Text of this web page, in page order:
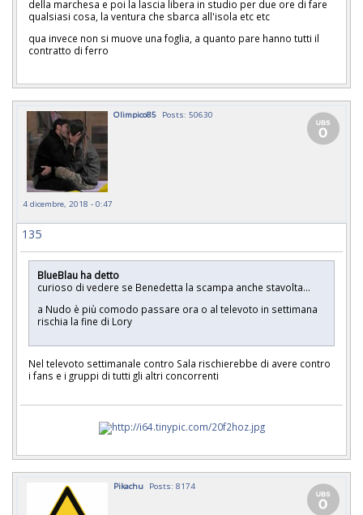
della marchesa e poi la lascia libera in studio per due ore di fare
qualsiasi cosa, la ventura che sbarca all'isola etc etc
qua invece non si muove una foglia, a quanto pare hanno tutti il
contratto di ferro
Olimpico85 Posts: 50630
4 dicembre, 2018 - 0:47
135
BlueBlau ha detto
curioso di vedere se Benedetta la scampa anche stavolta...
a Nudo è più comodo passare ora o al televoto in settimana
rischia la fine di Lory
Nel televoto settimanale contro Sala rischierebbe di avere contro
i fans e i gruppi di tutti gli altri concorrenti
Pikachu Posts: 8174